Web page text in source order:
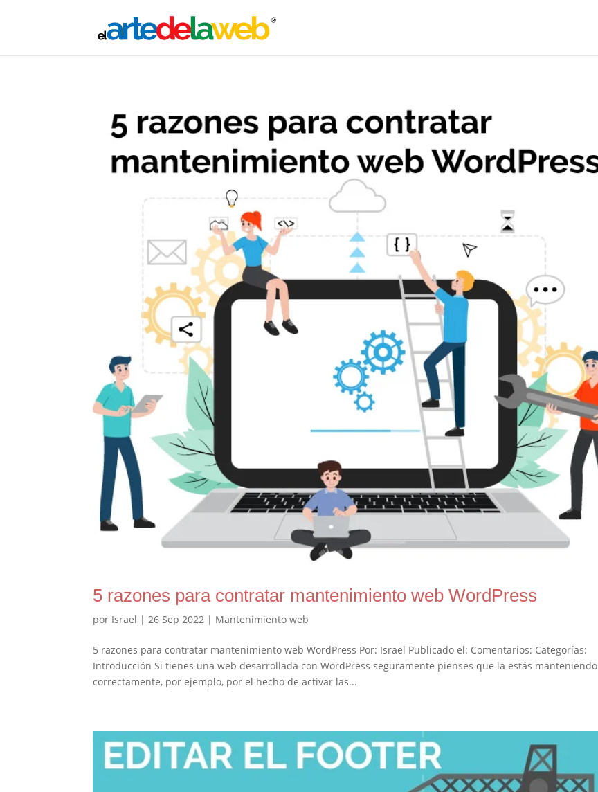
5 razones para contratar mantenimiento web WordPress
por Israel | 26 Sep 2022 | Mantenimiento web
5 razones para contratar mantenimiento web WordPress Por: Israel Publicado el: Comentarios: Categorías:
Introducción Si tienes una web desarrollada con WordPress seguramente pienses que la estás manteniendo
correctamente, por ejemplo, por el hecho de activar las...